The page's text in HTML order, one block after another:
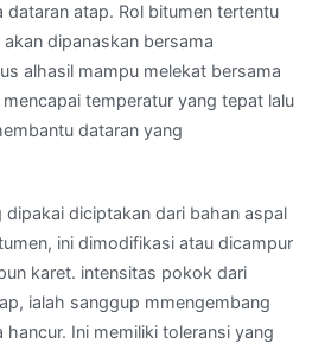
atap. Rol bitumen tertentu
dipanaskan bersama
alhasil mampu melekat bersama
temperatur yang tepat lalu
dataran yang
diciptakan dari bahan aspal
ini dimodifikasi atau dicampur
karet. intensitas pokok dari
ialah sanggup mmengembang
Ini memiliki toleransi yang